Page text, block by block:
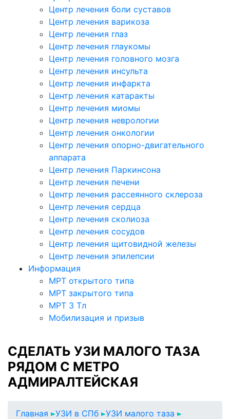
Центр лечения боли суставов
Центр лечения варикоза
Центр лечения глаз
Центр лечения глаукомы
Центр лечения головного мозга
Центр лечения инсульта
Центр лечения инфаркта
Центр лечения катаракты
Центр лечения миомы
Центр лечения неврологии
Центр лечения онкологии
Центр лечения опорно-двигательного
аппарата
Центр лечения Паркинсона
Центр лечения печени
Центр лечения рассеянного склероза
Центр лечения сердца
Центр лечения сколиоза
Центр лечения сосудов
Центр лечения щитовидной железы
Центр лечения эпилепсии
Информация
МРТ открытого типа
МРТ закрытого типа
МРТ 3 Тл
Мобилизация и призыв
СДЕЛАТЬ УЗИ МАЛОГО ТАЗА
РЯДОМ С МЕТРО
АДМИРАЛТЕЙСКАЯ
Главная УЗИ в СПб
УЗИ малого таза